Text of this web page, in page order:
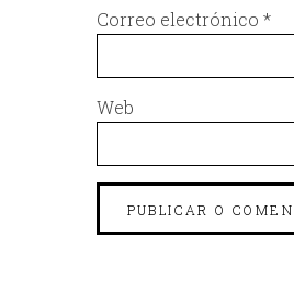
Correo electrónico *
Web